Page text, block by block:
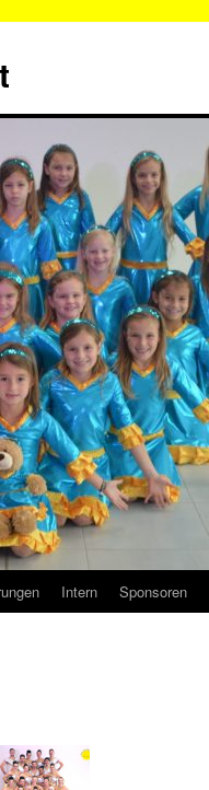
Intern Sponsoren